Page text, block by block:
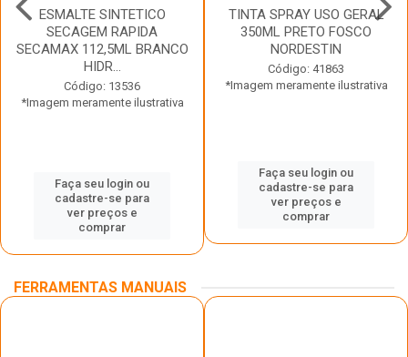
ESMALTE SINTETICO
SECAGEM RAPIDA
SECAMAX 112,5ML BRANCO
HIDR...
Código: 13536
*Imagem meramente ilustrativa
Faça seu login ou
cadastre-se para
ver preços e
comprar
TINTA SPRAY USO GERAL
350ML PRETO FOSCO
NORDESTIN
Código: 41863
*Imagem meramente ilustrativa
Faça seu login ou
cadastre-se para
ver preços e
comprar
FERRAMENTAS MANUAIS